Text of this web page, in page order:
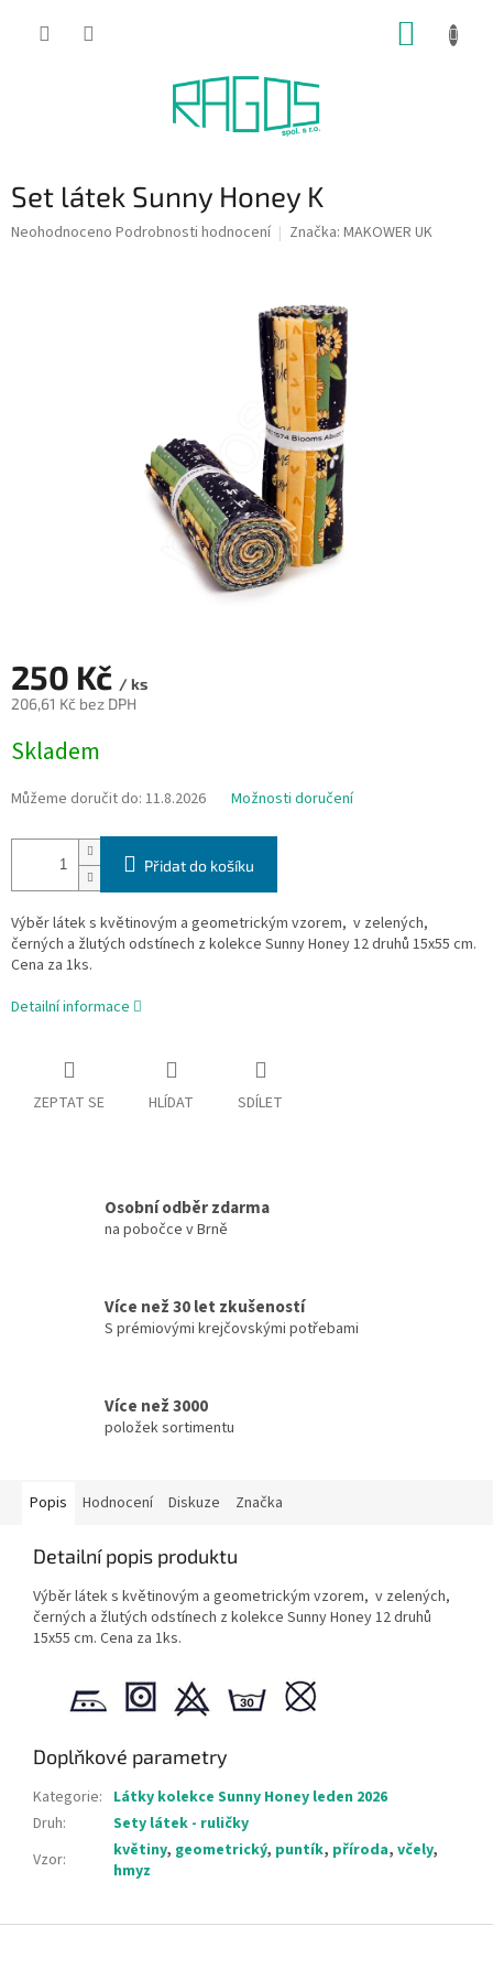
Set látek Sunny Honey K
Průměrné
Neohodnoceno Podrobnosti hodnocení Značka: MAKOWER UK
250 Kč / ks
206,61 Kč bez DPH
cena:
Skladem
Můžeme doručit do: 11.8.2026 Možnosti doručení
Přidat do košíku
Výběrlátek s květinovým a geometrickým vzorem, v zelených,
černých a žlutých odstínech z kolekce Sunny Honey12 druhů 15x55 cm.
Cena za 1ks.
Detailní informace
ZEPTAT SE HLÍDAT SDÍLET
Osobní odběr zdarma
na pobočce v Brně
Více než 30 let zkušeností
S prémiovými krejčovskými potřebami
Více než 3000
položek sortimentu
Popis Hodnocení Diskuze Značka
Detailní popis produktu
Výběrlátek s květinovým a geometrickým vzorem, v zelených,
černých a žlutých odstínech z kolekce Sunny Honey12 druhů
15x55 cm. Cena za 1ks.
Doplňkové parametry
Kategorie: Látky kolekce Sunny Honey leden 2026
Druh:
Sety látek - ruličky
Vzor: květiny, geometrický, puntík, příroda, včely,
hmyz